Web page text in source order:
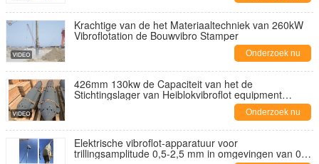
Krachtige van de het Materiaaltechniek van 260kW
Vibroflotation de Bouwvibro Stamper
Onderzoek nu
426mm 130kw de Capaciteit van het de
Stichtingslager van Heiblokvibroflot equipment
Onderzoek nu
Elektrische vibroflot-apparatuur voor
trillingsamplitude 0,5-2,5 mm in omgevingen van 0-